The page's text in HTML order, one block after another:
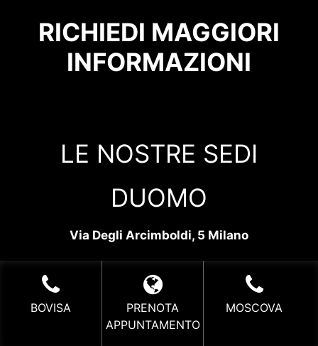
RICHIEDI MAGGIORI
INFORMAZIONI
LE NOSTRE SEDI
DUOMO
Via Degli Arcimboldi, 5 Milano
duomo@sailorstattoo-
milano.it
Da Martedì a Domenica dalle 10.30 alle 19.00
BOVISA
PRENOTA
APPUNTAMENTO
MOSCOVA